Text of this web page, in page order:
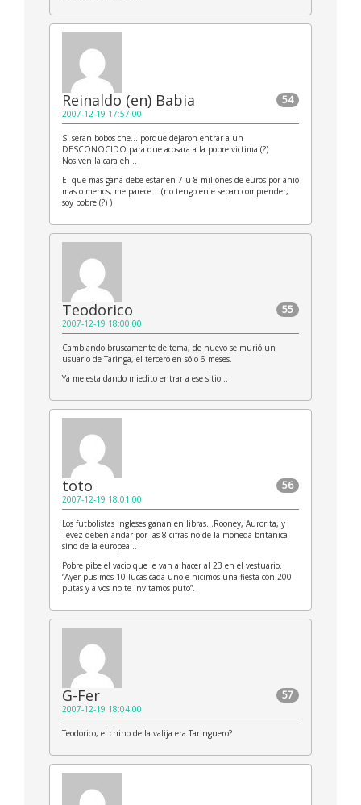
54
Reinaldo (en) Babia
2007-12-19 17:57:00
Si seran bobos che… porque dejaron entrar a un
DESCONOCIDO para que acosara a la pobre victima (?)
Nos ven la cara eh…
El que mas gana debe estar en 7 u 8 millones de euros por anio
mas o menos, me parece… (no tengo enie sepan comprender,
soy pobre (?) )
55
Teodorico
2007-12-19 18:00:00
Cambiando bruscamente de tema, de nuevo se murió un
usuario de Taringa, el tercero en sólo 6 meses.
Ya me esta dando miedito entrar a ese sitio…
56
toto
2007-12-19 18:01:00
Los futbolistas ingleses ganan en libras…Rooney, Aurorita, y
Tevez deben andar por las 8 cifras no de la moneda britanica
sino de la europea…
Pobre pibe el vacio que le van a hacer al 23 en el vestuario.
“Ayer pusimos 10 lucas cada uno e hicimos una fiesta con 200
putas y a vos no te invitamos puto”.
57
G-Fer
2007-12-19 18:04:00
Teodorico, el chino de la valija era Taringuero?